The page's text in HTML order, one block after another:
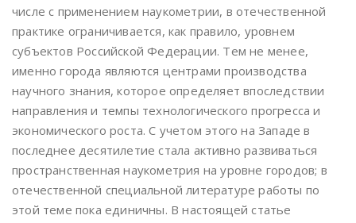
числе с применением наукометрии, в отечественной
практике ограничивается, как правило, уровнем
субъектов Российской Федерации. Тем не менее,
именно города являются центрами производства
научного знания, которое определяет впоследствии
направления и темпы технологического прогресса и
экономического роста. С учетом этого на Западе в
последнее десятилетие стала активно развиваться
пространственная наукометрия на уровне городов; в
отечественной специальной литературе работы по
этой теме пока единичны. В настоящей статье